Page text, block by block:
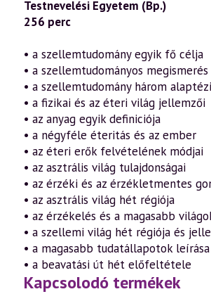
Testnevelési Egyetem (Bp.)
256 perc
• a szellemtudomány egyik fő célja
• a szellemtudományos
• a szellemtudomány három
• a fizikai és az éteri világ jellemzői
• az anyag egyik definiciója
• a négyféle éteritás és az ember
• az éteri erők felvételének módjai
• az asztrális világ tulajdonságai
• az érzéki és az érzékletmentes
• az asztrális világ hét régiója
• az érzékelés és a magasabb
• a szellemi világ hét régiója és
• a magasabb tudatállapotok leírása
• a beavatási út hét előfeltétele
Kapcsolodó termékek